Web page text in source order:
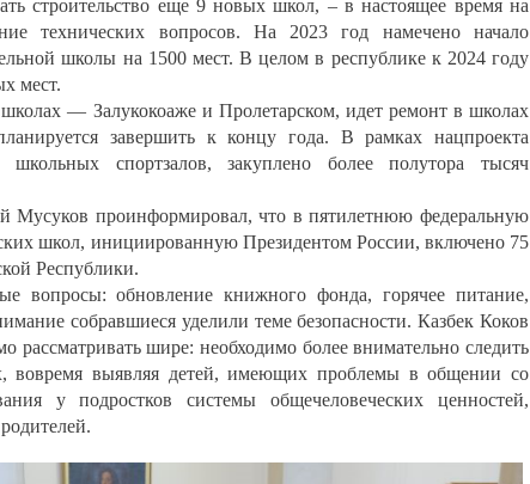
строительство еще 9 новых школ, – в настоящее время на
технических вопросов. На 2023 год намечено начало
школы на 1500 мест. В целом в республике к 2024 году
мест.
— Залукокоаже и Пролетарском, идет ремонт в школах
завершить к концу года. В рамках нацпроекта
школьных спортзалов, закуплено более полутора тысяч
Мусуков проинформировал, что в пятилетнюю федеральную
школ, инициированную Президентом России, включено 75
Республики.
вопросы: обновление книжного фонда, горячее питание,
собравшиеся уделили теме безопасности. Казбек Коков
рассматривать шире: необходимо более внимательно следить
вовремя выявляя детей, имеющих проблемы в общении со
у подростков системы общечеловеческих ценностей,